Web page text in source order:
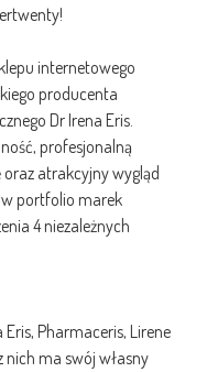
internetowego
producenta
Dr Irena Eris.
profesjonalną
atrakcyjny wygląd
portfolio marek
4 niezależnych
Pharmaceris, Lirene
nich ma swój własny